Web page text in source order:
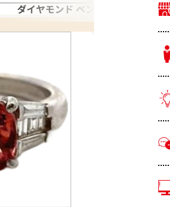
ダイヤモンド ペンダントトップ